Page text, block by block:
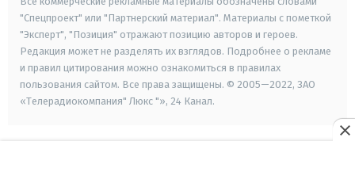
"Спецпроект" или "Партнерский материал". Материалы с пометкой
"Эксперт", "Позиция" отражают позицию авторов и героев.
Редакция может не разделять их взглядов. Подробнее о рекламе
и правил цитирования можно ознакомиться в правилах
пользования сайтом. Все права защищены. © 2005—2022, ЗАО
«Телерадиокомпания" Люкс "», 24 Канал.